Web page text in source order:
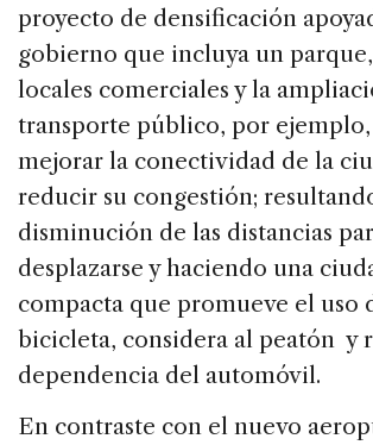
proyecto de densificación
gobierno que incluya un
locales comerciales y la
transporte público, por
mejorar la conectividad de la
reducir su congestión;
disminución de las distancias
desplazarse y haciendo una
compacta que promueve el uso
bicicleta, considera al peatón y
dependencia del automóvil.
En contraste con el nuevo